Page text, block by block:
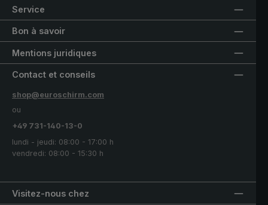
Service
Bon à savoir
Mentions juridiques
Visitez-nous chez
Contact et conseils
shop@euroschirm.com
ou
+49 731-140-13-0
lundi - jeudi: 08:00 - 17:00 h
vendredi: 08:00 - 15:30 h